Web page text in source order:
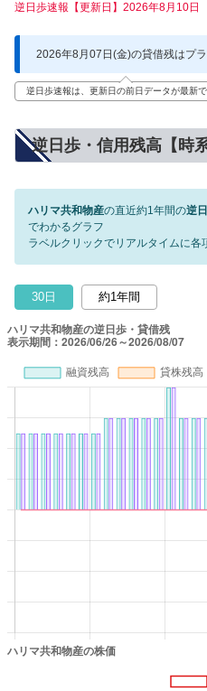
逆日歩速報【更新日】2026年8月10日
2026年8月07日(金)の貸借残はプラ
逆日歩速報は、更新日の前日データが最新で
逆日歩・信用残高【時
ハリマ共和物産の直近約1年間の逆
でわかるグラフ
ラベルクリックでリアルタイムに各
30日 約1年間